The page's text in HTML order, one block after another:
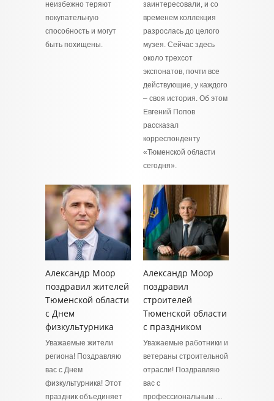
неизбежно теряют
покупательную
способность и могут
быть похищены.
заинтересовали, и со
временем коллекция
разрослась до целого
музея. Сейчас здесь
около трехсот
экспонатов, почти все
действующие, у каждого
– своя история. Об этом
Евгений Попов
рассказал
корреспонденту
«Тюменской области
сегодня».
Александр Моор
поздравил жителей
Тюменской области
с Днем
физкультурника
Уважаемые жители
региона! Поздравляю
вас с Днем
физкультурника! Этот
праздник объединяет
Александр Моор
поздравил
строителей
Тюменской области
с праздником
Уважаемые работники и
ветераны строительной
отрасли! Поздравляю
вас с
профессиональным …